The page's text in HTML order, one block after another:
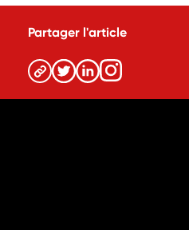
Partager l'article